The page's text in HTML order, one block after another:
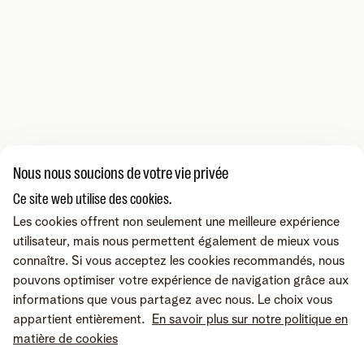
Nous nous soucions de votre vie privée
Ce site web utilise des cookies.
Les cookies offrent non seulement une meilleure expérience
utilisateur, mais nous permettent également de mieux vous
connaître. Si vous acceptez les cookies recommandés, nous
pouvons optimiser votre expérience de navigation grâce aux
informations que vous partagez avec nous. Le choix vous
appartient entièrement.
En savoir plus sur notre politique en
matière de cookies